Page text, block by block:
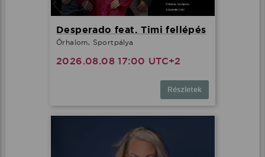
Desperado feat. Timi fellépés
Őrhalom, Sportpálya
2026.08.08 17:00 UTC+2
Részletek